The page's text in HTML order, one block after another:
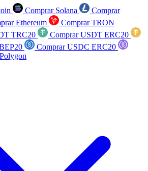
Comprar Solana
Comprar
Ethereum
Comprar TRON
TRC20
Comprar USDT ERC20
Comprar USDC ERC20